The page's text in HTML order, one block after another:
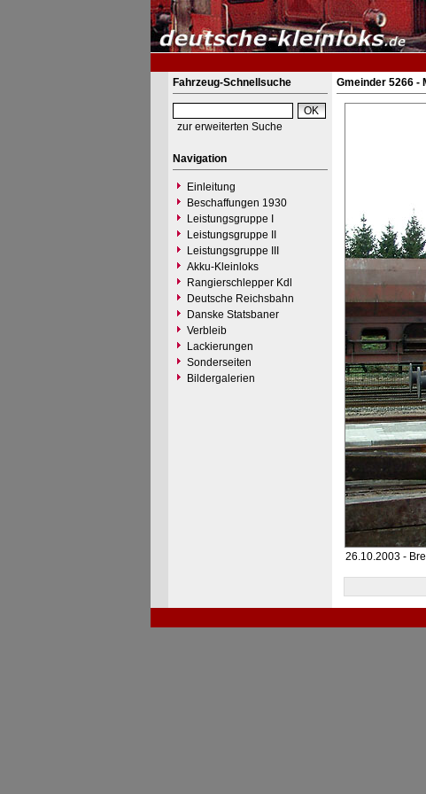
Fahrzeug-Schnellsuche
zur erweiterten Suche
Navigation
Einleitung
Beschaffungen 1930
Leistungsgruppe I
Leistungsgruppe II
Leistungsgruppe III
Akku-Kleinloks
Rangierschlepper Kdl
Deutsche Reichsbahn
Danske Statsbaner
Verbleib
Lackierungen
Sonderseiten
Bildergalerien
Gmeinder 5266 -
26.10.2003 -